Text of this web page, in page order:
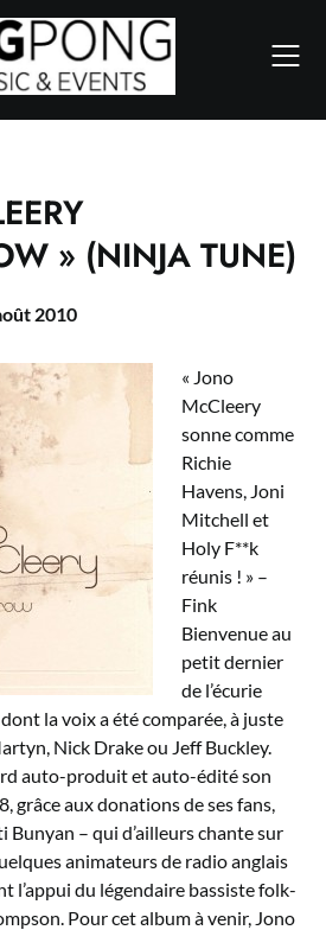
» (NINJA TUNE)
2010
« Jono
McCleery
sonne comme
Richie
Havens, Joni
Mitchell et
Holy F**k
réunis ! » –
Fink
Bienvenue au
petit dernier
de l’écurie
la voix a été comparée, à juste
Nick Drake ou Jeff Buckley.
auto-produit et auto-édité son
grâce aux donations de ses fans,
Bunyan – qui d’ailleurs chante sur
animateurs de radio anglais
l’appui du légendaire bassiste folk-
Pour cet album à venir, Jono